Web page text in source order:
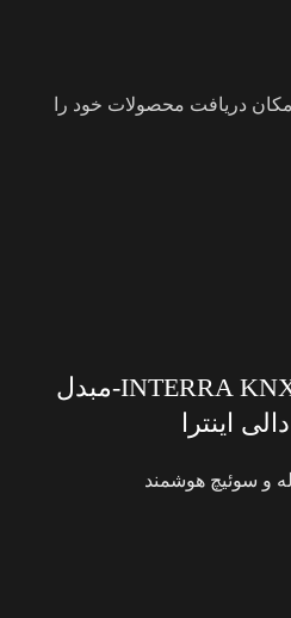
دریافت محصولات خود را
INTERRA KNX,DALI GATEWAY-مبدل
اینترا
و سوئیچ هوشمند